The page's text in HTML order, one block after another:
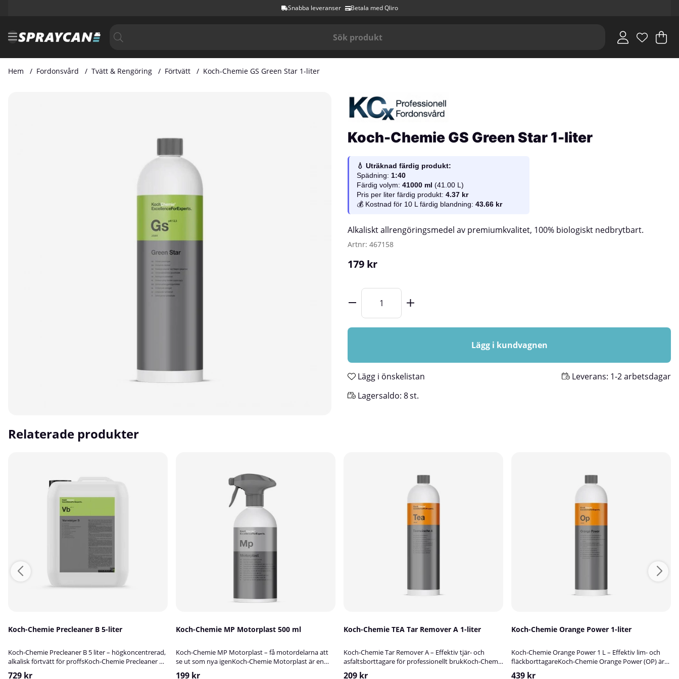
Snabba leveranser Betala med Qliro
.
Hem Fordonsvård Tvätt & Rengöring Förtvätt Koch-Chemie GS Green Star 1-liter
Koch-Chemie GS Green Star 1-liter
💧 Uträknad färdig produkt:
Spädning: 1:40
Färdig volym: 41000 ml (41.00 L)
Pris per liter färdig produkt: 4.37 kr
💰 Kostnad för 10 L färdig blandning: 43.66 kr
Alkaliskt allrengöringsmedel av premiumkvalitet, 100% biologiskt nedbrytbart.
Artnr: 467158
179 kr
Lägg i kundvagnen
Lägg i önskelistan Leverans: 1-2 arbetsdagar
Lagersaldo: 8st.
Relaterade produkter
Koch-Chemie Precleaner B 5-liter
Koch-Chemie Precleaner B 5 liter – högkoncentrerad,
alkalisk förtvätt för proffsKoch-Chemie Precleaner B
är ett högkoncentrerat, fosfatfritt och starkt alkaliskt
729 kr
Koch-Chemie MP Motorplast 500 ml
Koch-Chemie MP Motorplast – få motordelarna att
se ut som nya igenKoch-Chemie Motorplast är en
vattenavvisande rengörings- och bevaringsprodukt
199 kr
Koch-Chemie TEA Tar Remover A 1-liter
Koch-Chemie Tar Remover A – Effektiv tjär- och
asfaltsborttagare för professionellt brukKoch-Chemie
Tar Remover A är ett kraftfullt,
209 kr
Koch-Chemie Orange Power 1-liter
Koch-Chemie Orange Power 1 L – Effektiv lim- och
fläckborttagareKoch-Chemie Orange Power (OP) är
en snabblösande och långsamt avdunstande
439 kr